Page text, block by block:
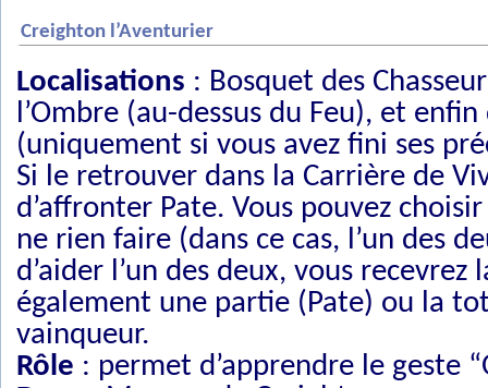
Creighton l’Aventurier
Localisations : Bosquet des
l’Ombre (au-dessus du Feu), et
(uniquement si vous avez fini ses
Si le retrouver dans la Carrière de
d’affronter Pate. Vous pouvez
ne rien faire (dans ce cas, l’un des
d’aider l’un des deux, vous recevrez
également une partie (Pate) ou la
vainqueur.
Rôle : permet d’apprendre le geste